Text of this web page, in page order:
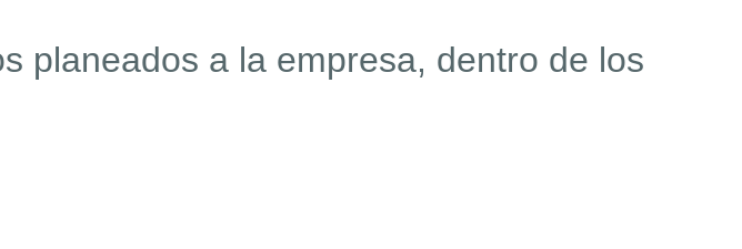
planeados a la empresa, dentro de los